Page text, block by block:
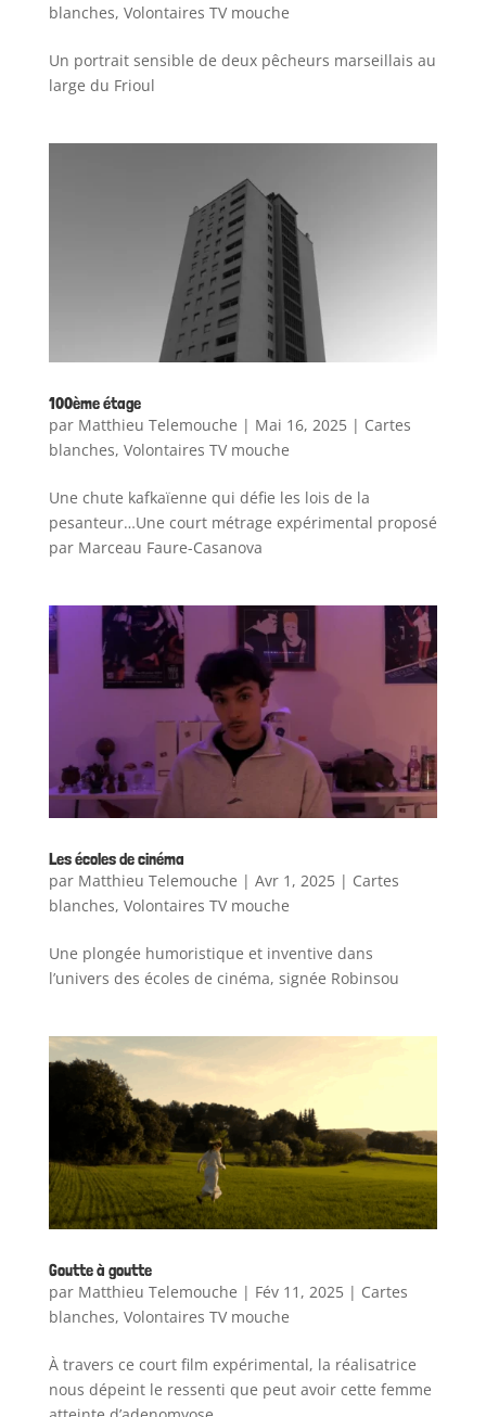
blanches, Volontaires TV mouche
Un portrait sensible de deux pêcheurs marseillais au
large du Frioul
100ème étage
par Matthieu Telemouche | Mai 16, 2025| Cartes
blanches, Volontaires TV mouche
Une chute kafkaïenne qui défie les lois de la
pesanteur…Une court métrage expérimental proposé
par Marceau Faure-Casanova
Les écoles de cinéma
par Matthieu Telemouche | Avr 1, 2025| Cartes
blanches, Volontaires TV mouche
Une plongée humoristique et inventive dans
l’univers des écoles de cinéma, signée Robinsou
Goutte à goutte
par Matthieu Telemouche | Fév 11, 2025| Cartes
blanches, Volontaires TV mouche
À travers ce court film expérimental, la réalisatrice
nous dépeint le ressenti que peut avoir cette femme